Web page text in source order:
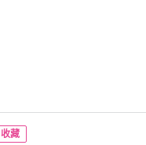
收藏